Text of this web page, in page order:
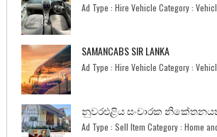
Ad Type : Hire Vehicle Category :
SAMANCABS SIR LANKA
Ad Type : Hire Vehicle Category :
නුවරඑළිය සංචාරක
Ad Type : Sell Item Category : Home and